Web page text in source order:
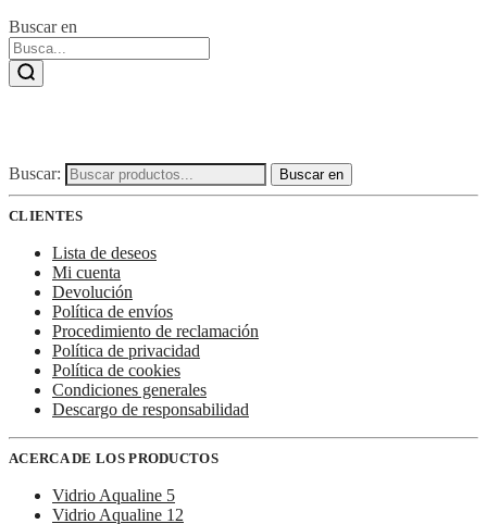
Buscar en
Buscar: Buscar en
CLIENTES
Lista de deseos
Mi cuenta
Devolución
Política de envíos
Procedimiento de reclamación
Política de privacidad
Política de cookies
Condiciones generales
Descargo de responsabilidad
ACERCA DE LOS PRODUCTOS
Vidrio Aqualine 5
Vidrio Aqualine 12